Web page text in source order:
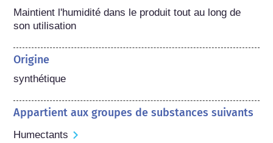
Maintient l'humidité dans le produit tout au long de
son utilisation
Origine
synthétique
Appartient aux groupes de substances suivants
Humectants